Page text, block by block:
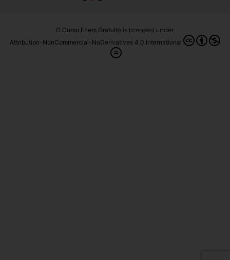
O Curso Enem Gratuito is licensed under
Attribution-NonCommercial-NoDerivatives 4.0 International